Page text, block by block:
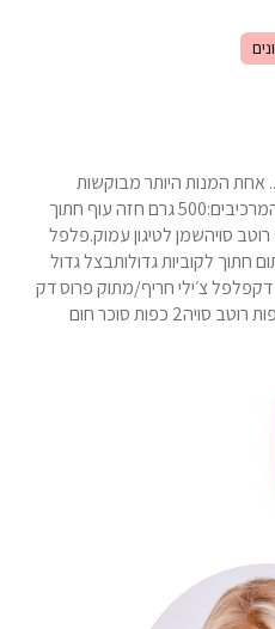
אחת המנות היותר מבוקשות
בקניונים וכמה שהיא קלה להכנה. המרכיבים:500 גרם חזה עוף חתוך
רוטב סויהשמן לטיגון עמוק.פלפל
חתוך לקוביות גדולותבצל גדול
דקפלפל צ׳ילי חריף/מתוק פרוס דק
לרוטב:3/4 כוס רוטב צ׳ילי מתוק3 כפות רוטב סויה2 כפות סוכר חום